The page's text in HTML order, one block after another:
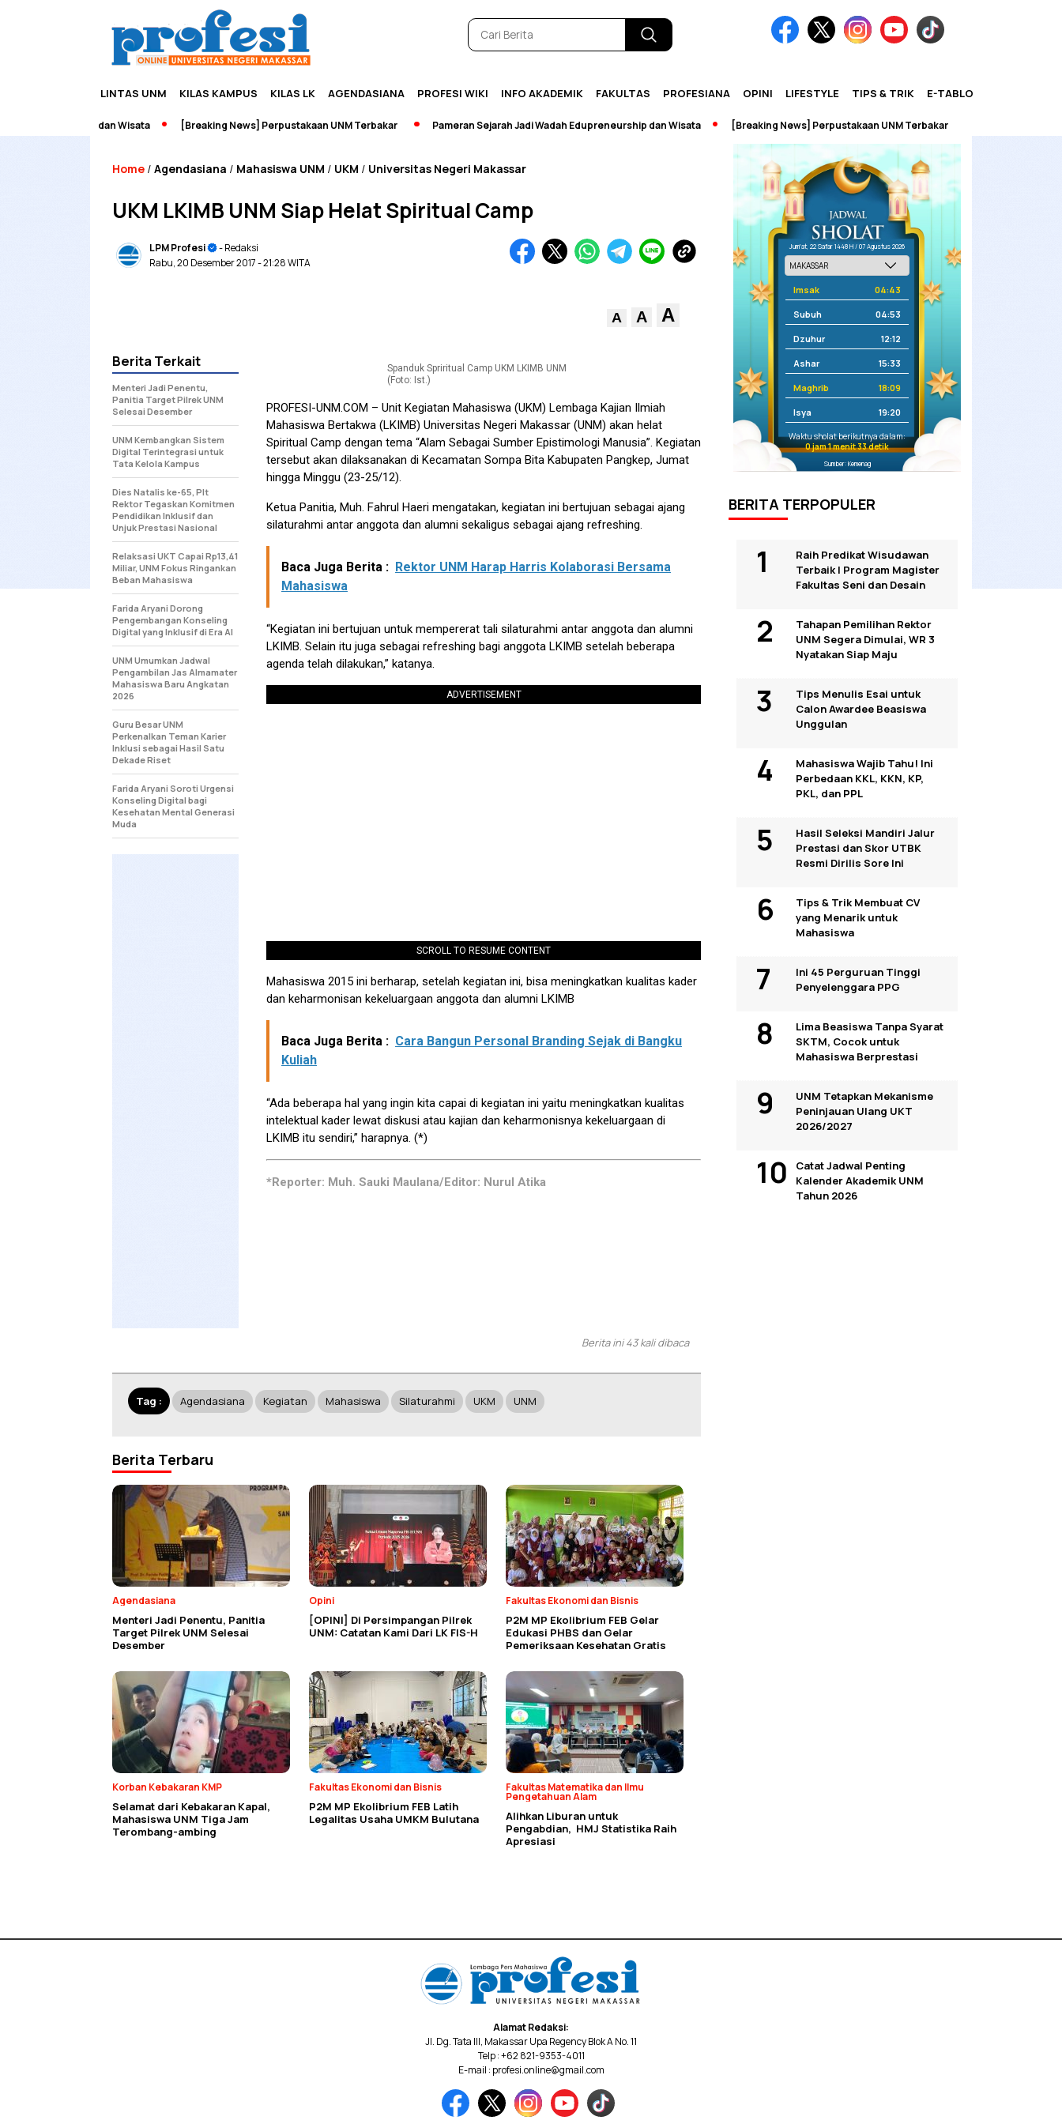
LINTAS UNM KILAS KAMPUS KILAS LK AGENDASIANA PROFESI WIKI INFO AKADEMIK FAKULTAS PROFESIANA OPINI LIFESTYLE TIPS & TRIK E-TABLOID
dan Wisata [Breaking News] Perpustakaan UNM Terbakar Pameran Sejarah Jadi Wadah Edupreneurship dan Wisata [Breaking News] Perpustakaan UNM Terbakar
Home / Agendasiana / Mahasiswa UNM / UKM / Universitas Negeri Makassar
UKM LKIMB UNM Siap Helat Spiritual Camp
LPM Profesi
- Redaksi
Rabu, 20 Desember 2017- 21:28 WITA
A A A
Spanduk Spriritual Camp UKM LKIMB UNM
(Foto: Ist.)
PROFESI-UNM.COM – Unit Kegiatan Mahasiswa (UKM) Lembaga Kajian Ilmiah
Mahasiswa Bertakwa (LKIMB) Universitas Negeri Makassar (UNM) akan helat
Spiritual Camp dengan tema “Alam Sebagai Sumber Epistimologi Manusia”. Kegiatan
tersebut akan dilaksanakan di Kecamatan Sompa Bita Kabupaten Pangkep, Jumat
hingga Minggu (23-25/12).
Ketua Panitia, Muh. Fahrul Haeri mengatakan, kegiatan ini bertujuan sebagai ajang
silaturahmi antar anggota dan alumni sekaligus sebagai ajang refreshing.
Baca Juga Berita : Rektor UNM Harap Harris Kolaborasi Bersama
Mahasiswa
“Kegiatan ini bertujuan untuk mempererat tali silaturahmi antar anggota dan alumni
LKIMB. Selain itu juga sebagai refreshing bagi anggota LKIMB setelah beberapa
agenda telah dilakukan,” katanya.
ADVERTISEMENT
SCROLL TO RESUME CONTENT
Mahasiswa 2015 ini berharap, setelah kegiatan ini, bisa meningkatkan kualitas kader
dan keharmonisan kekeluargaan anggota dan alumni LKIMB
Baca Juga Berita : Cara Bangun Personal Branding Sejak di Bangku
Kuliah
“Ada beberapa hal yang ingin kita capai di kegiatan ini yaitu meningkatkan kualitas
intelektual kader lewat diskusi atau kajian dan keharmonisnya kekeluargaan di
LKIMB itu sendiri,” harapnya. (*)
*Reporter: Muh. Sauki Maulana/Editor: Nurul Atika
Berita Terkait
Menteri Jadi Penentu,
Panitia Target Pilrek UNM
Selesai Desember
UNM Kembangkan Sistem
Digital Terintegrasi untuk
Tata Kelola Kampus
Dies Natalis ke-65, Plt
Rektor Tegaskan Komitmen
Pendidikan Inklusif dan
Unjuk Prestasi Nasional
Relaksasi UKT Capai Rp13,41
Miliar, UNM Fokus Ringankan
Beban Mahasiswa
Farida Aryani Dorong
Pengembangan Konseling
Digital yang Inklusif di Era AI
UNM Umumkan Jadwal
Pengambilan Jas Almamater
Mahasiswa Baru Angkatan
2026
Guru Besar UNM
Perkenalkan Teman Karier
Inklusi sebagai Hasil Satu
Dekade Riset
Farida Aryani Soroti Urgensi
Konseling Digital bagi
Kesehatan Mental Generasi
Muda
Berita ini 43 kali dibaca
Tag : Agendasiana Kegiatan Mahasiswa Silaturahmi UKM UNM
Berita Terbaru
Agendasiana
Menteri Jadi Penentu, Panitia
Target Pilrek UNM Selesai
Desember
Opini
[OPINI] Di Persimpangan Pilrek
UNM: Catatan Kami Dari LK FIS-H
Fakultas Ekonomi dan Bisnis
P2M MP Ekolibrium FEB Gelar
Edukasi PHBS dan Gelar
Pemeriksaan Kesehatan Gratis
Korban Kebakaran KMP
Selamat dari Kebakaran Kapal,
Mahasiswa UNM Tiga Jam
Terombang-ambing
Fakultas Ekonomi dan Bisnis
P2M MP Ekolibrium FEB Latih
Legalitas Usaha UMKM Bulutana
Fakultas Matematika dan Ilmu
Pengetahuan Alam
Alihkan Liburan untuk
Pengabdian, HMJ Statistika Raih
Apresiasi
Jum'at, 22 Safar 1448 H / 07 Agustus 2026
Imsak 04:43
Subuh 04:53
Dzuhur 12:12
Ashar 15:33
Maghrib 18:09
Isya 19:20
Waktu sholat berikutnya dalam:
0 jam 1 menit 32 detik
Sumber: Kemenag
BERITA TERPOPULER
Raih Predikat Wisudawan
Terbaik I Program Magister
Fakultas Seni dan Desain
Tahapan Pemilihan Rektor
UNM Segera Dimulai, WR 3
Nyatakan Siap Maju
Tips Menulis Esai untuk
Calon Awardee Beasiswa
Unggulan
Mahasiswa Wajib Tahu! Ini
Perbedaan KKL, KKN, KP,
PKL, dan PPL
Hasil Seleksi Mandiri Jalur
Prestasi dan Skor UTBK
Resmi Dirilis Sore Ini
Tips & Trik Membuat CV
yang Menarik untuk
Mahasiswa
Ini 45 Perguruan Tinggi
Penyelenggara PPG
Lima Beasiswa Tanpa Syarat
SKTM, Cocok untuk
Mahasiswa Berprestasi
UNM Tetapkan Mekanisme
Peninjauan Ulang UKT
2026/2027
Catat Jadwal Penting
Kalender Akademik UNM
Tahun 2026
Alamat Redaksi:
Jl. Dg. Tata III, Makassar Upa Regency Blok A No. 11
Telp : +62 821-9353-4011
E-mail : profesi.online@gmail.com